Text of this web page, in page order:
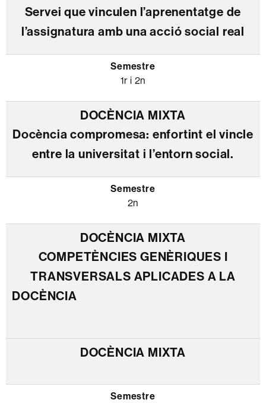
Servei que vinculen l’aprenentatge de
l’assignatura amb una acció social real
1r i 2n
Docència compromesa: enfortint el vincle
entre la universitat i l’entorn social.
2n
COMPETÈNCIES GENÈRIQUES I
TRANSVERSALS APLICADES A LA
DOCÈNCIA